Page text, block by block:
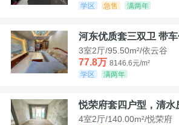
学区
急售 满两年
河东优质套三双卫 带
3室2厅/95.50m²/依云谷
77.8万 8146.6元/m²
学区
满两年
4室2厅/140.00m²/悦荣府